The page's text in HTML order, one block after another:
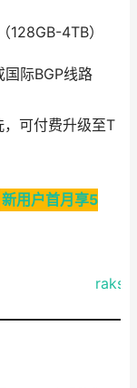
128GB-4TB）
际BGP线路
可付费升级至T
新用户首月享5